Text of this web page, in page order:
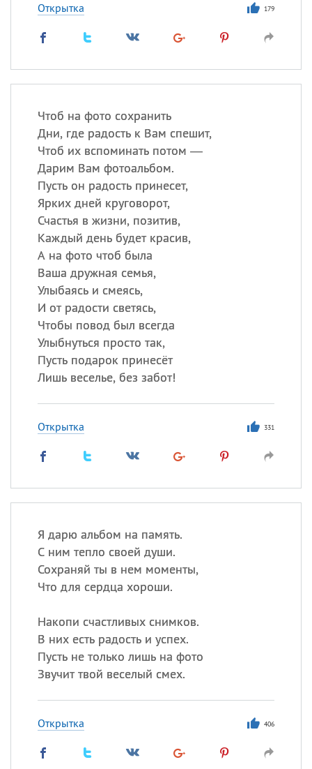
Открытка 179
Чтоб на фото сохранить
Дни, где радость к Вам спешит,
Чтоб их вспоминать потом —
Дарим Вам фотоальбом.
Пусть он радость принесет,
Ярких дней круговорот,
Счастья в жизни, позитив,
Каждый день будет красив,
А на фото чтоб была
Ваша дружная семья,
Улыбаясь и смеясь,
И от радости светясь,
Чтобы повод был всегда
Улыбнуться просто так,
Пусть подарок принесёт
Лишь веселье, без забот!
Открытка 331
Я дарю альбом на память.
С ним тепло своей души.
Сохраняй ты в нем моменты,
Что для сердца хороши.
Накопи счастливых снимков.
В них есть радость и успех.
Пусть не только лишь на фото
Звучит твой веселый смех.
Открытка 406